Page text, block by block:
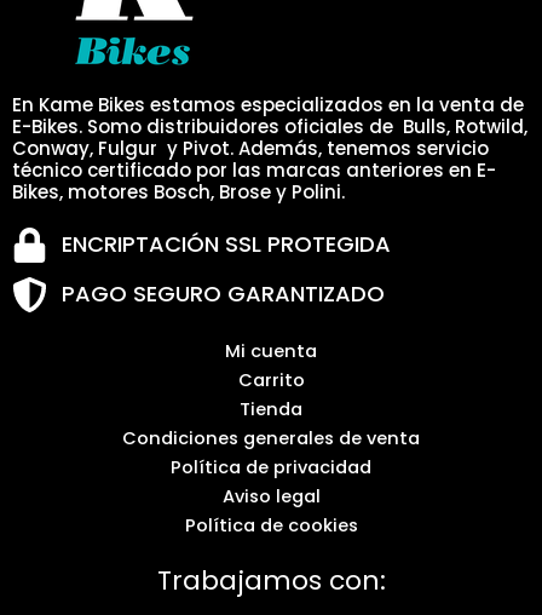
En Kame Bikes estamos especializados en la venta de
E-Bikes. Somo distribuidores oficiales de Bulls, Rotwild,
Conway, Fulgur y Pivot. Además, tenemos servicio
técnico certificado por las marcas anteriores en E-
Bikes, motores Bosch, Brose y Polini.
ENCRIPTACIÓN SSL PROTEGIDA
PAGO SEGURO GARANTIZADO
Mi cuenta
Carrito
Tienda
Condiciones generales de venta
Política de privacidad
Aviso legal
Política de cookies
Trabajamos con: